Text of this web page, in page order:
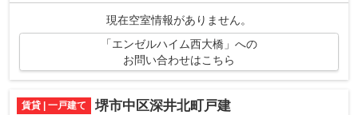
射しの暖かさを感じられる、魅力的な...
現在空室情報がありません。
「エンゼルハイム西大橋」への
お問い合わせはこちら
賃貸 | 一戸建て 堺市中区深井北町戸建